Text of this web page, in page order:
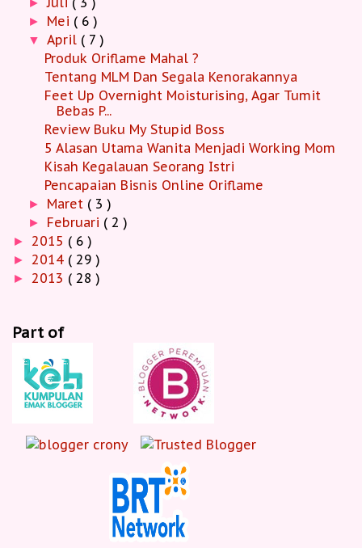
► Mei ( 6 )
▼ April ( 7 )
Produk Oriflame Mahal ?
Tentang MLM Dan Segala Kenorakannya
Feet Up Overnight Moisturising, Agar Tumit
Bebas P...
Review Buku My Stupid Boss
5 Alasan Utama Wanita Menjadi Working Mom
Kisah Kegalauan Seorang Istri
Pencapaian Bisnis Online Oriflame
► Maret ( 3 )
► Februari ( 2 )
► 2015 ( 6 )
► 2014 ( 29 )
► 2013 ( 28 )
Part of